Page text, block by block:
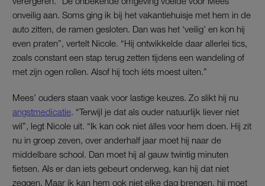
onveilig aan. Soms ging ik bij het vakantiehuisje met hem in de
auto zitten, de ramen gesloten. Dan was het ‘veilig’ en kon hij
even praten”, vertelt Nicole. “Hij ontwikkelde daar allerlei tics,
zoals constant een stap terug zetten tijdens een wandeling of
met zijn ogen rollen. Alsof hij toch íéts moest uiten.”
Mees’ ouders staan vaak voor lastige keuzes. Zo slikt hij nu
angstmedicatie . “Terwijl je dat als ouder natuurlijk liever niet
wil”, legt Nicole uit. “Ik kan ook niet álles voor hem doen. Hij zit
nu in groep zeven, over anderhalf jaar moet hij naar de
middelbare school. Dan moet hij al gauw twintig minuten
fietsen. Als er dan iets gebeurt onderweg, kan hij dat niet
zeggen. Maar ik kan hem ook niet elke dag brengen, hij moet